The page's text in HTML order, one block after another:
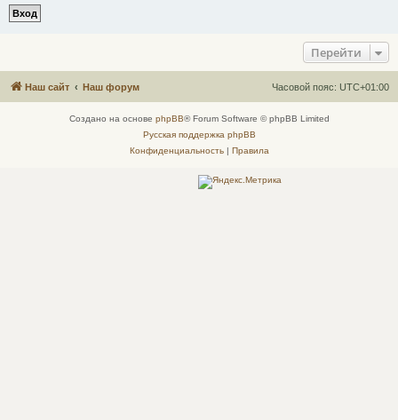
Перейти
Наш сайт Наш форум Часовой пояс: UTC+01:00
Создано на основе phpBB® Forum Software © phpBB Limited
Русская поддержка phpBB
Конфиденциальность| Правила